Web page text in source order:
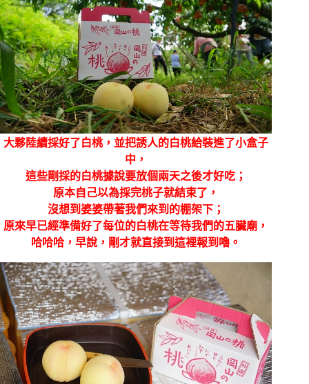
大夥陸續採好了白桃，並把誘人的白桃給裝進了小盒子
中，
這些剛採的白桃據說要放個兩天之後才好吃；
原本自己以為採完桃子就結束了，
沒想到婆婆帶著我們來到的棚架下；
原來早已經準備好了每位的白桃在等待我們的五臟廟，
哈哈哈，早說，剛才就直接到這裡報到嚕。